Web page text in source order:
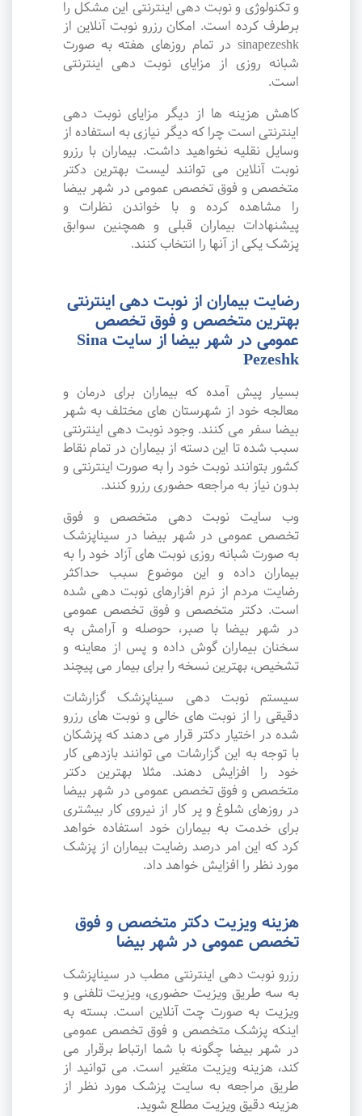
و تکنولوژی و نوبت دهی اینترنتی این مشکل را
برطرف کرده است. امکان رزرو نوبت آنلاین از
sinapezeshk در تمام روزهای هفته به صورت
شبانه روزی از مزایای نوبت دهی اینترنتی
است.
کاهش هزینه ها از دیگر مزایای نوبت دهی
اینترنتی است چرا که دیگر نیازی به استفاده از
وسایل نقلیه نخواهید داشت. بیماران با رزرو
نوبت آنلاین می توانند لیست بهترین دکتر
متخصص و فوق تخصص عمومی در شهر بیضا
را مشاهده کرده و با خواندن نظرات و
پیشنهادات بیماران قبلی و همچنین سوابق
پزشک یکی از آنها را انتخاب کنند.
رضایت بیماران از نوبت دهی اینترنتی
بهترین متخصص و فوق تخصص
عمومی در شهر بیضا از سایت Sina
Pezeshk
بسیار پیش آمده که بیماران برای درمان و
معالجه خود از شهرستان های مختلف به شهر
بیضا سفر می کنند. وجود نوبت دهی اینترنتی
سبب شده تا این دسته از بیماران در تمام نقاط
کشور بتوانند نوبت خود را به صورت اینترنتی و
بدون نیاز به مراجعه حضوری رزرو کنند.
وب سایت نوبت دهی متخصص و فوق
تخصص عمومی در شهر بیضا در سیناپزشک
به صورت شبانه روزی نوبت های آزاد خود را به
بیماران داده و این موضوع سبب حداکثر
رضایت مردم از نرم افزارهای نوبت دهی شده
است. دکتر متخصص و فوق تخصص عمومی
در شهر بیضا با صبر، حوصله و آرامش به
سخنان بیماران گوش داده و پس از معاینه و
تشخیص، بهترین نسخه را برای بیمار می پیچند
سیستم نوبت دهی سیناپزشک گزارشات
دقیقی را از نوبت های خالی و نوبت های رزرو
شده در اختیار دکتر قرار می دهند که پزشکان
با توجه به این گزارشات می توانند بازدهی کار
خود را افزایش دهند. مثلا بهترین دکتر
متخصص و فوق تخصص عمومی در شهر بیضا
در روزهای شلوغ و پر کار از نیروی کار بیشتری
برای خدمت به بیماران خود استفاده خواهد
کرد که این امر درصد رضایت بیماران از پزشک
مورد نظر را افزایش خواهد داد.
هزینه ویزیت دکتر متخصص و فوق
تخصص عمومی در شهر بیضا
رزرو نوبت دهی اینترنتی مطب در سیناپزشک
به سه طریق ویزیت حضوری، ویزیت تلفنی و
ویزیت به صورت چت آنلاین است. بسته به
اینکه پزشک متخصص و فوق تخصص عمومی
در شهر بیضا چگونه با شما ارتباط برقرار می
کند، هزینه ویزیت متغیر است. می توانید از
طریق مراجعه به سایت پزشک مورد نظر از
هزینه دقیق ویزیت مطلع شوید.